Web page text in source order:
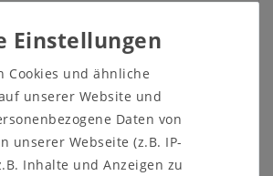
mit Holzbeinen
MILI
Qualität und Stoffvielfalt -
Polsterstuhl von FAMA
Cookies und ähnliche
unserer Website und
Daten von
unserer Webseite (z.B. IP-
Inhalte und Anzeigen zu